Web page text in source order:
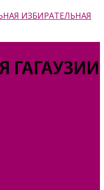
ИЗБИРАТЕЛЬНАЯ